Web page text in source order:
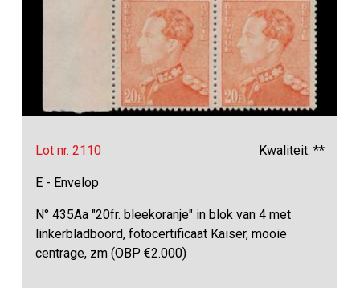
Lot nr. 2110 Kwaliteit: **
E - Envelop
N° 435Aa "20fr. bleekoranje" in blok van 4 met
linkerbladboord, fotocertificaat Kaiser, mooie
centrage, zm (OBP €2.000)